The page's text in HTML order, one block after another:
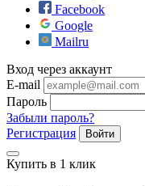
Facebook
Google
Mailru
Вход через аккаунт
E-mail
Пароль
Забыли пароль?
Регистрация
Войти
Купить в 1 клик